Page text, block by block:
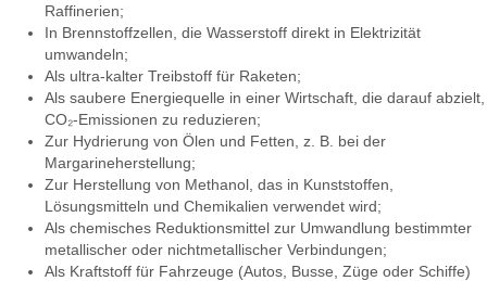
Raffinerien;
In Brennstoffzellen, die Wasserstoff direkt in Elektrizität
umwandeln;
Als ultra-kalter Treibstoff für Raketen;
Als saubere Energiequelle in einer Wirtschaft, die darauf abzielt,
CO₂-Emissionen zu reduzieren;
Zur Hydrierung von Ölen und Fetten, z. B. bei der
Margarineherstellung;
Zur Herstellung von Methanol, das in Kunststoffen,
Lösungsmitteln und Chemikalien verwendet wird;
Als chemisches Reduktionsmittel zur Umwandlung bestimmter
metallischer oder nichtmetallischer Verbindungen;
Als Kraftstoff für Fahrzeuge (Autos, Busse, Züge oder Schiffe)